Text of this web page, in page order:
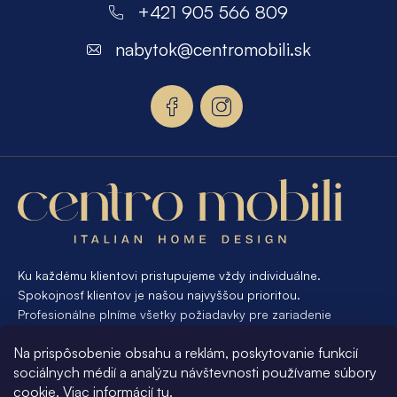
Na prispôsobenie obsahu a reklám, poskytovanie funkcií
sociálnych médií a analýzu návštevnosti používame súbory
cookie. Viac informácií tu.
e
Ku každému klientovi pristupujeme vždy individuálne.
Spokojnosť klientov je našou najvyššou prioritou.
Profesionálne plníme všetky požiadavky pre zariadenie
nábytku na mieru, presne pre váš interiér, je pre nás
samozrejmosťou Vám vyhovieť.
+421 905 566 809
nabytok@centromobili.sk